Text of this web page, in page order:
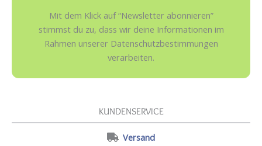
Mit dem Klick auf “Newsletter abonnieren”
stimmst du zu, dass wir deine Informationen im
Rahmen unserer Datenschutzbestimmungen
verarbeiten.
KUNDENSERVICE
Versand